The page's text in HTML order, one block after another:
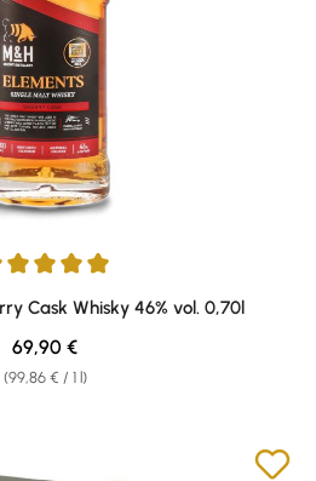
5 stars
Cask Whisky 46% vol. 0,70l
(99,86 € / 1 l)
Regular price:
69,90 €